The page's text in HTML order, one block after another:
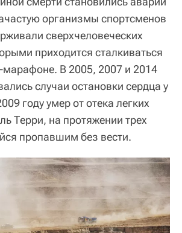
организмы спортсменов
сверхчеловеческих
приходится сталкиваться
В 2005, 2007 и 2014
случаи остановки сердца у
году умер от отека легких
Терри, на протяжении трех
пропавшим без вести.